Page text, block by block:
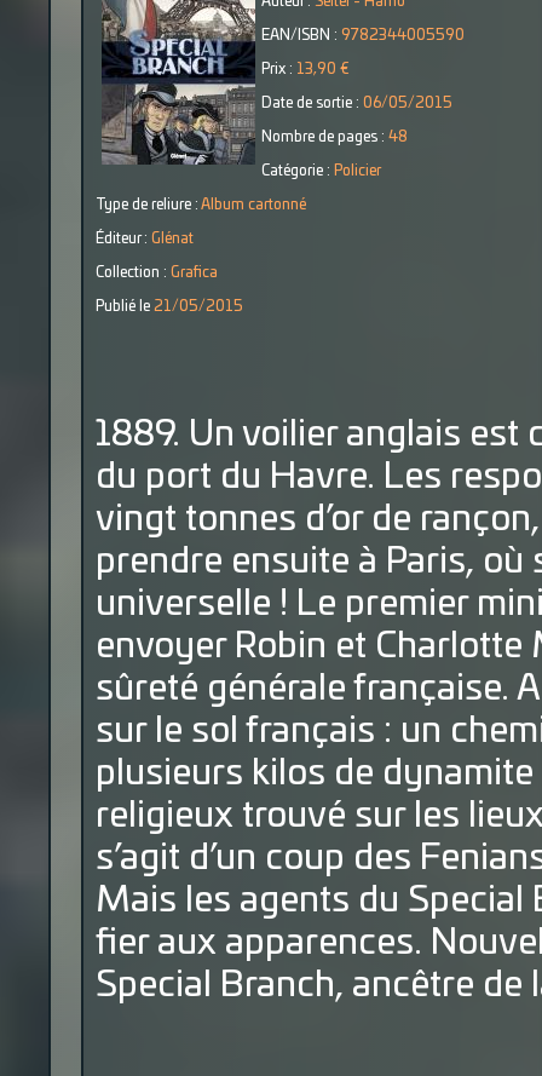
EAN/ISBN : 9782344005590
Prix : 13,90 €
Date de sortie : 06/05/2015
Nombre de pages : 48
Catégorie : Policier
Type de reliure : Album cartonné
Éditeur : Glénat
Collection : Grafica
Publié le 21/05/2015
1889. Un voilier anglais est
du port du Havre. Les
vingt tonnes d’or de
prendre ensuite à Paris, où
universelle ! Le premier
envoyer Robin et
sûreté générale française.
sur le sol français : un
plusieurs kilos de
religieux trouvé sur les
s’agit d’un coup des
Mais les agents du Special
fier aux apparences.
Special Branch, ancêtre